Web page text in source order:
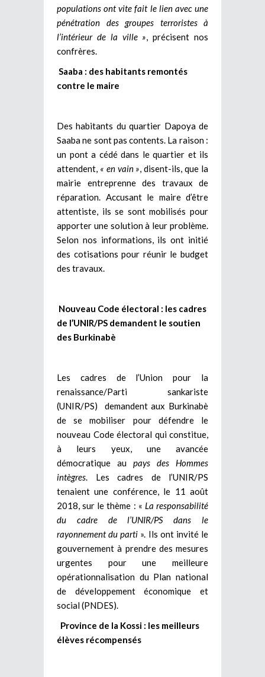
populations ont vite fait le lien avec une
pénétration des groupes terroristes à
l’intérieur de la ville » , précisent nos
confrères.
Saaba : des habitants remontés
contre le maire
Des habitants du quartier Dapoya de
Saaba ne sont pas contents. La raison :
un pont a cédé dans le quartier et ils
attendent, « en vain » , disent-ils, que la
mairie entreprenne des travaux de
réparation. Accusant le maire d’être
attentiste, ils se sont mobilisés pour
apporter une solution à leur problème.
Selon nos informations, ils ont initié
des cotisations pour réunir le budget
des travaux.
Nouveau Code électoral : les cadres
de l’UNIR/PS demandent le soutien
des Burkinabè
Les cadres de l’Union pour la
renaissance/Parti sankariste
(UNIR/PS) demandent aux Burkinabè
de se mobiliser pour défendre le
nouveau Code électoral qui constitue,
à leurs yeux, une avancée
démocratique au pays des Hommes
intègres . Les cadres de l’UNIR/PS
tenaient une conférence, le 11 août
2018, sur le thème : « La responsabilité
du cadre de l’UNIR/PS dans le
rayonnement du parti ». Ils ont invité le
gouvernement à prendre des mesures
urgentes pour une meilleure
opérationnalisation du Plan national
de développement économique et
social (PNDES).
Province de la Kossi : les meilleurs
élèves récompensés